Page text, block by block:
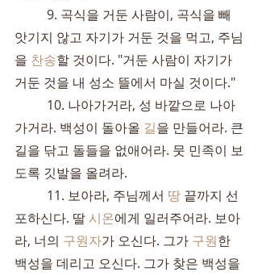
앗기지 않고 자기가 거둔 것을 먹고, 주님
을 찬송할 것이다. "거둔 사람이 자기가
거둔 것을 내 성소 뜰에서 마실 것이다."
가거라. 백성이 돌아올 길을 만들어라. 큰
길을 닦고 돌들을 없애어라. 뭇 민족이 보
도록 깃발을 올려라.
	11. 보아라, 주님께서
땅 끝까지 선
포하신다. 딸 시온에게 일러주어라. 보아
라, 너의 구원자가 오신다. 그가 구원한
백성을 데리고 오신다. 그가 찾은 백성을